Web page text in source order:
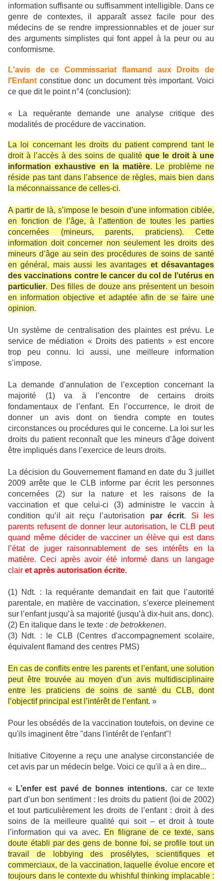
information suffisante ou suffisamment intelligible. Dans ce
genre de contextes, il apparaît assez facile pour des
médecins de se rendre impressionnables et de jouer sur
des arguments simplistes qui font appel à la peur ou au
conformisme.
L'avis de ce Commissariat flamand aux Droits de
l'Enfant constitue donc un document très important. Voici
ce que dit le point n°4 (conclusion):
« La requérante demande une analyse critique des
modalités de procédure de vaccination.
La loi concernant les droits du patient comprend tant le
droit à l’accès à des soins de qualité que le droit à une
information exhaustive en la matière. Le problème ne
réside pas tant dans l’absence de règles, mais bien dans
la méconnaissance de celles-ci.
A partir de là, s’impose le besoin d’une information ciblée,
en fonction de l’âge, à l’attention de toutes les parties
concernées (mineurs, parents, praticiens). Cette
information doit concerner non seulement les droits des
mineurs d’âge au sein des procédures de soins de santé
en général, mais aussi les avantages et désavantages
des vaccinations contre le cancer du col de l’utérus en
particulier. Des filles de douze ans présentent un besoin
en information objective et adaptée afin de se faire une
opinion.
Un système de centralisation des plaintes est prévu. Le
service de médiation « Droits des patients » est encore
trop peu connu. Ici aussi, une meilleure information
s’impose.
La demande d’annulation de l’exception concernant la
majorité (1) va à l’encontre de certains droits
fondamentaux de l’enfant. En l’occurrence, le droit de
donner un avis dont on tiendra compte en toutes
circonstances ou procédures qui le concerne. La loi sur les
droits du patient reconnaît que les mineurs d’âge doivent
être impliqués dans l’exercice de leurs droits.
La décision du Gouvernement flamand en date du 3 juillet
2009 arrête que le CLB informe par écrit les personnes
concernées (2) sur la nature et les raisons de la
vaccination et que celui-ci (3) administre le vaccin à
condition qu’il ait reçu l’autorisation par écrit. Si les
parents refusent de donner leur autorisation, le CLB peut
quand même décider de vacciner un élève qui est dans
l’état de juger raisonnablement de ses intérêts en la
matière. Ceci après avoir été informé dans un langage
clair et après autorisation écrite.
(1) Ndt. : la requérante demandait en fait que l’autorité
parentale, en matière de vaccination, s’exerce pleinement
sur l’enfant jusqu’à sa majorité (jusqu’à dix-huit ans, donc).
(2) En italique dans le texte : de betrokkenen.
(3) Ndt. : le CLB (Centres d'accompagnement scolaire,
équivalent flamand des centres PMS)
En cas de conflits entre les parents et l’enfant, une solution
peut être trouvée au moyen d’un avis multidisciplinaire
entre les praticiens de soins de santé du CLB, dont
l’objectif principal est l’intérêt de l’enfant. »
Pour les obsédés de la vaccination toutefois, on devine ce
qu'ils imaginent être "dans l'intérêt de l'enfant"!
Initiative Citoyenne a reçu une analyse circonstanciée de
cet avis par un médecin belge. Voici ce qu'il a à en dire...
« L’enfer est pavé de bonnes intentions, car ce texte
part d’un bon sentiment : les droits du patient (loi de 2002)
et tout particulièrement les droits de l’enfant : droit à des
soins de la meilleure qualité qui soit – et droit à toute
l’information qui va avec. En filigrane de ce texte, sans
doute établi par des gens de bonne foi, se profile tout un
travail de lobbying des prosélytes, scientifiques et
commerciaux, de la vaccination, laquelle évolue encore et
toujours dans le contexte du whishful thinking implacable :